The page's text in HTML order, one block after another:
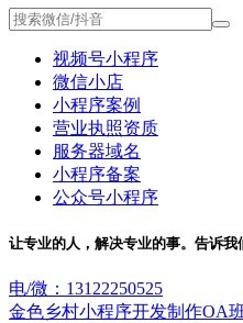
视频号小程序
微信小店
小程序案例
营业执照资质
服务器域名
小程序备案
公众号小程序
让专业的人，解决专业的事。告诉我
电/微：13122250525
金色乡村小程序开发制作OA